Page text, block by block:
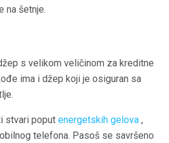
na šetnje.
s velikom veličinom za kreditne
ima i džep koji je osiguran sa
stvari poput energetskih gelova ,
telefona. Pasoš se savršeno